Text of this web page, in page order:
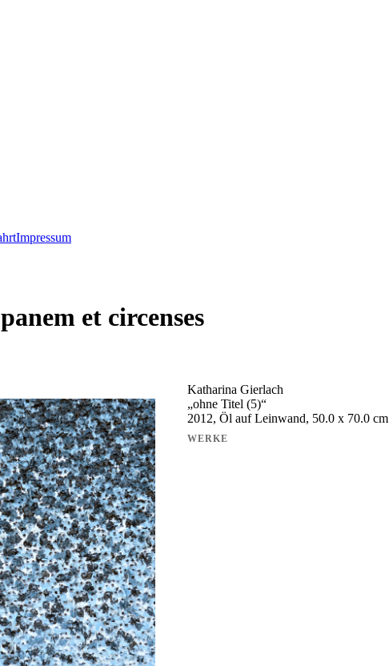
Impressum
et circenses
Katharina Gierlach
„ohne Titel (5)“
2012, Öl auf Leinwand, 50.0 x 70.0 cm
WERKE